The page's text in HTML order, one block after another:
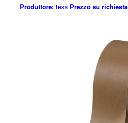
Produttore:tesa Prezzo su richiesta